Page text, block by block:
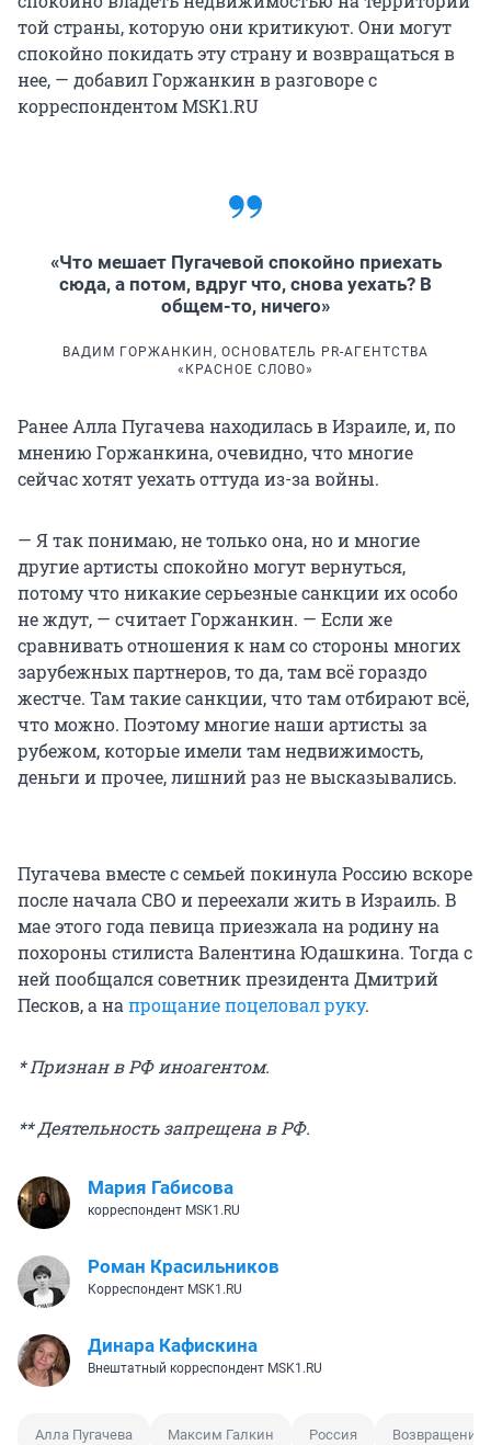
той страны, которую они критикуют. Они могут
спокойно покидать эту страну и возвращаться в
нее, — добавил Горжанкин в разговоре с
корреспондентом MSK1.RU
«Что мешает Пугачевой спокойно приехать
сюда, а потом, вдруг что, снова уехать? В
общем-то, ничего»
ВАДИМ ГОРЖАНКИН, ОСНОВАТЕЛЬ PR-АГЕНТСТВА
«КРАСНОЕ СЛОВО»
Ранее Алла Пугачева находилась в Израиле, и, по
мнению Горжанкина, очевидно, что многие
сейчас хотят уехать оттуда из-за войны.
— Я так понимаю, не только она, но и многие
другие артисты спокойно могут вернуться,
потому что никакие серьезные санкции их особо
не ждут, — считает Горжанкин. — Если же
сравнивать отношения к нам со стороны многих
зарубежных партнеров, то да, там всё гораздо
жестче. Там такие санкции, что там отбирают всё,
что можно. Поэтому многие наши артисты за
рубежом, которые имели там недвижимость,
деньги и прочее, лишний раз не высказывались.
Пугачева вместе с семьей покинула Россию вскоре
после начала СВО и переехали жить в Израиль. В
мае этого года певица приезжала на родину на
похороны стилиста Валентина Юдашкина. Тогда с
ней пообщался советник президента Дмитрий
Песков, а напрощание поцеловал руку.
* Признан в РФ иноагентом.
** Деятельность запрещена в РФ.
Мария Габисова
корреспондент MSK1.RU
Роман Красильников
Корреспондент MSK1.RU
Динара Кафискина
Внештатный корреспондент MSK1.RU
Алла Пугачева Максим Галкин Россия Возвращение